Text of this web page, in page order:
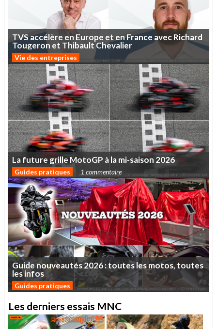
TVSaccélère enEurope et enFrance avecRichard
Tougeron et Thibault Chevalier
Vie des entreprises
Lafuturegrille MotoGP àlami-saison 2026
Guides pratiques 1 commentaire
Guidenouveautés2026:touteslesmotos,toutes
lesinfos
Guides pratiques
Les derniers essais MNC